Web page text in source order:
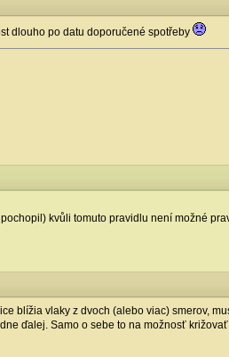
dlouho po datu doporučené spotřeby
kvůli tomuto pravidlu není možné
blížia vlaky z dvoch (alebo viac) smerov,
ďalej. Samo o sebe to na možnosť